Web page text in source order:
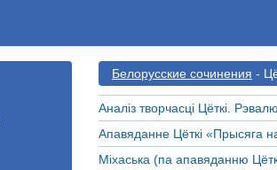
Белорусские сочинения -
Аналіз творчасці Цёткі.
Апавяданне Цёткі «Прысяга
Міхаська (па апавяданню